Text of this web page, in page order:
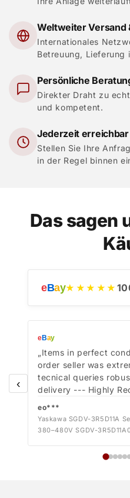
Weltweiter Versand
Internationales
Betreuung, Lieferung
Persönliche
Direkter Draht zu
und kompetent.
Jederzeit erreichbar
Stellen Sie Ihre
in der Regel binnen
Das sagen
eBay★★★★★
‹
eBay
„Items in perfect
order seller was
tecnical queries
delivery --- Highly
eo***
Yaskawa SGDV-3R5D11A
380–480V SGDV-